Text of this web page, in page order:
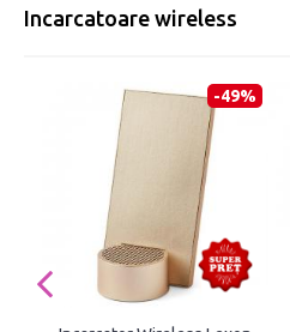
Incarcatoare wireless
-49%